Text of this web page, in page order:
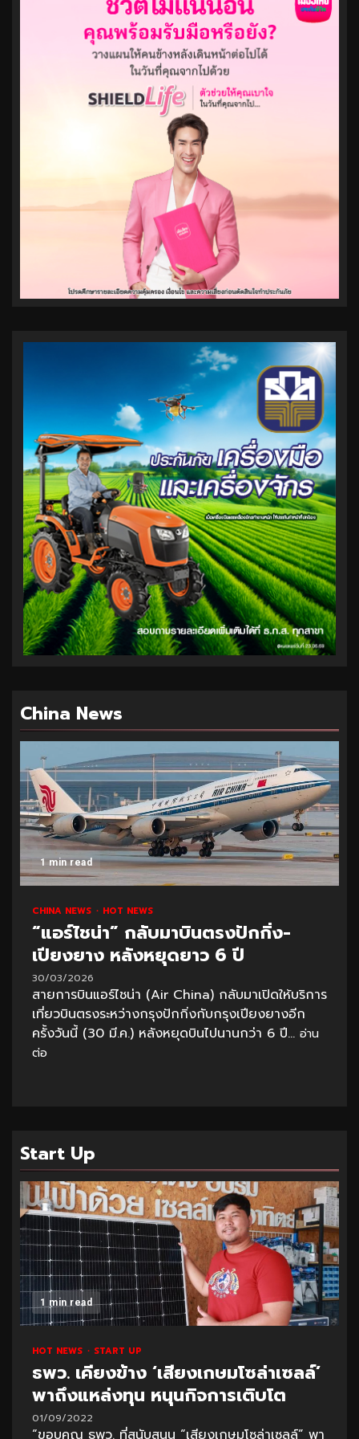
China News
1 min read
CHINA NEWS HOT NEWS
“แอร์ไชน่า” กลับมาบินตรงปักกิ่ง-
เปียงยาง หลังหยุดยาว 6 ปี
30/03/2026
สายการบินแอร์ไชน่า (Air China) กลับมาเปิดให้บริการ
เที่ยวบินตรงระหว่างกรุงปักกิ่งกับกรุงเปียงยางอีก
ครั้งวันนี้ (30 มี.ค.) หลังหยุดบินไปนานกว่า 6 ปี... อ่าน
ต่อ
Start Up
1 min read
HOT NEWS START UP
ธพว. เคียงข้าง ‘เสียงเกษมโซล่าเซลล์’
พาถึงแหล่งทุน หนุนกิจการเติบโต
01/09/2022
“ขอบคุณ ธพว. ที่สนับสนุน “เสียงเกษมโซล่าเซลล์” พา